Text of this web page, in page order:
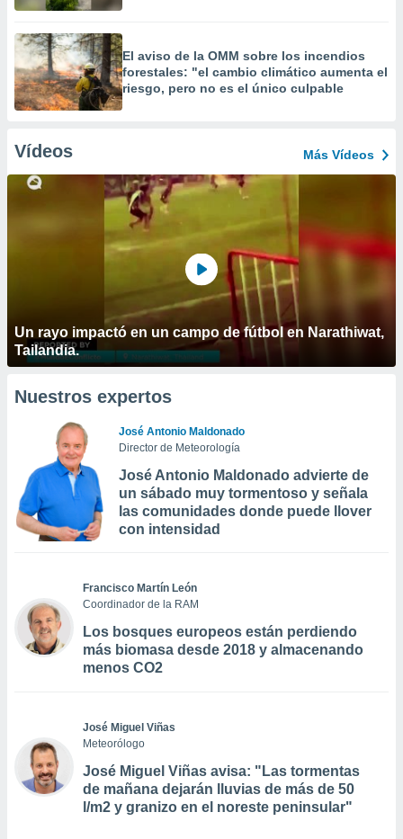
El aviso de la OMM sobre los incendios
forestales: "el cambio climático aumenta el
riesgo, pero no es el único culpable
Vídeos Más Vídeos
Un rayo impactó en un campo de fútbol en Narathiwat,
Tailandia.
Nuestros expertos
José Antonio Maldonado
Director de Meteorología
José Antonio Maldonado advierte de
un sábado muy tormentoso y señala
las comunidades donde puede llover
con intensidad
Francisco Martín León
Coordinador de la RAM
Los bosques europeos están perdiendo
más biomasa desde 2018 y almacenando
menos CO2
José Miguel Viñas
Meteorólogo
José Miguel Viñas avisa: "Las tormentas
de mañana dejarán lluvias de más de 50
l/m2 y granizo en el noreste peninsular"